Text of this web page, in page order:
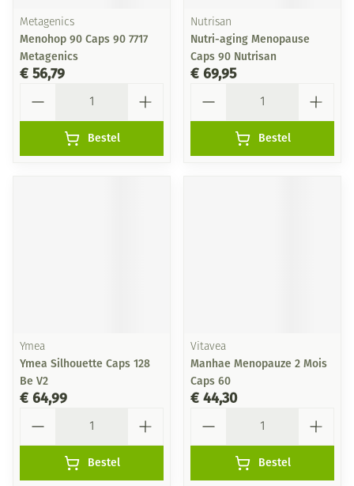
Metagenics
Menohop 90 Caps 90 7717
Metagenics
€ 56,79
Bestel
Nutrisan
Nutri-aging Menopause
Caps 90 Nutrisan
€ 69,95
Bestel
Ymea
Ymea Silhouette Caps 128
Be V2
€ 64,99
Bestel
Vitavea
Manhae Menopauze 2 Mois
Caps 60
€ 44,30
Bestel